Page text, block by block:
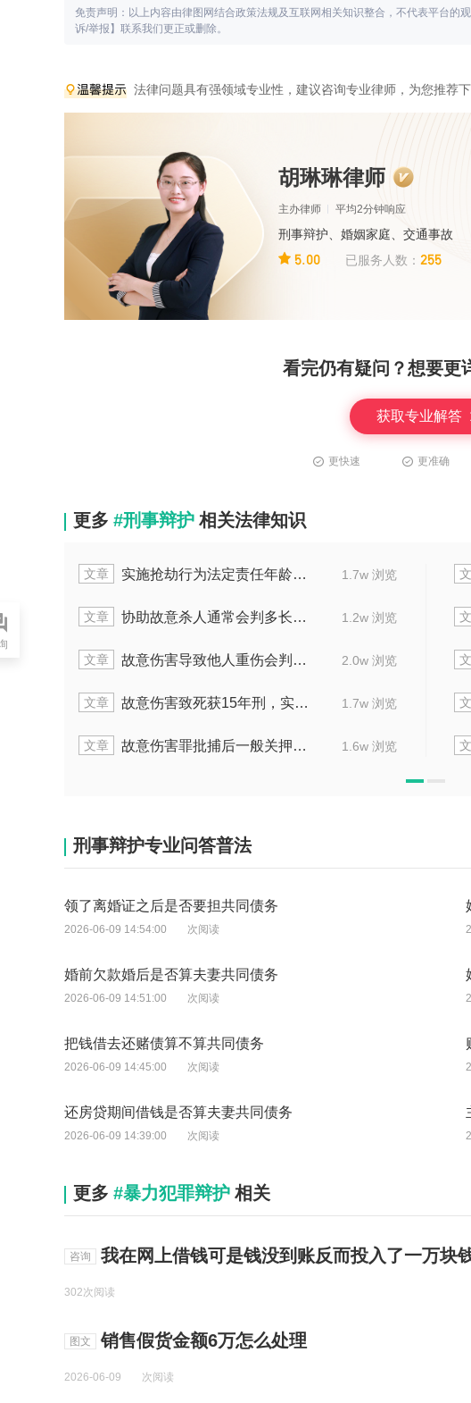
免责声明：以上内容由律图网结合政策法规及互联网相关知识整合，不代表平台的
诉/举报】联系我们更正或删除。
法律问题具有强领域专业性，建议咨询专业律师，为您推荐
胡琳琳律师
主办律师 平均2分钟响应
刑事辩护、婚姻家庭、交通事故
5.00 已服务人数： 255
看完仍有疑问？想要更
获取专业解答
更快速 更准确
更多 #刑事辩护 相关法律知识
1.4w 浏览
怎么定罪量刑
1.7w 浏览
常量刑是几年
1.7w 浏览
害罪的量刑方式
1.7w 浏览
下能拿多少赔偿
1.6w 浏览
害，刑法判多久
文章 涉嫌放火罪逮捕嫌疑人的条件有哪些
文章 故意伤害致人重伤算不算是重大犯罪
文章 未满十八岁故意杀人怎么判
文章 放火罪的既遂量刑标准是哪些
文章 未成年故意伤人会面临几年监禁
刑事辩护专业问答普法
领了离婚证之后是否要担共同债务
2026-06-09 14:54:00 次阅读
婚前欠款婚后是否算夫妻共同债务
2026-06-09 14:51:00 次阅读
把钱借去还赌债算不算共同债务
2026-06-09 14:45:00 次阅读
还房贷期间借钱是否算夫妻共同债务
2026-06-09 14:39:00 次阅读
更多 #暴力犯罪辩护 相关
咨询 我在网上借钱可是钱没到账反而投入了一万块
302次阅读
图文 销售假货金额6万怎么处理
2026-06-09 次阅读